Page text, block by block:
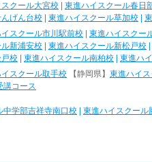
クール大宮校 東進ハイスクール春日
げん台校 東進ハイスクール草加校
スクール市川駅前校 東進ハイスクー
新浦安校 東進ハイスクール新松戸校
校 東進ハイスクール南柏校
東進ハ
スクール取手校 【静岡県】 東進ハイ
コース
中学部吉祥寺南口校 東進ハイスクール